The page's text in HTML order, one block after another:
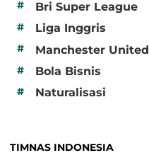
# Bri Super League
# Liga Inggris
# Manchester United
# Bola Bisnis
# Naturalisasi
TIMNAS INDONESIA